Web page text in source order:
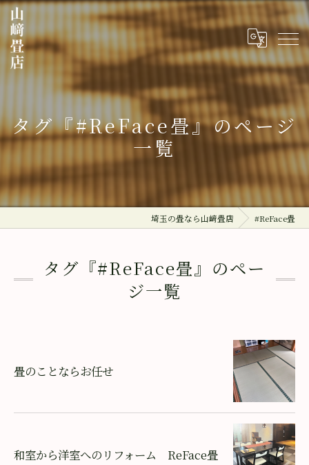
タグ『#ReFace畳』のページ
一覧
埼玉の畳なら山﨑畳店 #ReFace畳
タグ『#ReFace畳』のペー
ジ一覧
畳のことならお任せ
和室から洋室へのリフォーム ReFace畳